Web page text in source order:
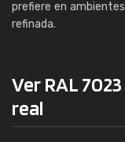
prefiere en
refinada.
Ver RAL
real